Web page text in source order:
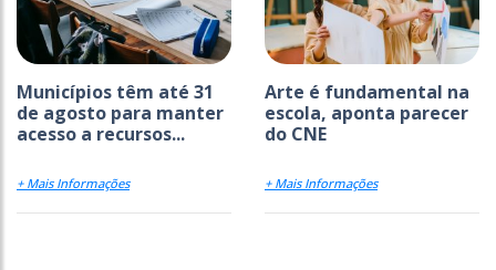
Municípios têm até 31
de agosto para manter
acesso a recursos...
+ Mais Informações
Arte é fundamental na
escola, aponta parecer
do CNE
+ Mais Informações